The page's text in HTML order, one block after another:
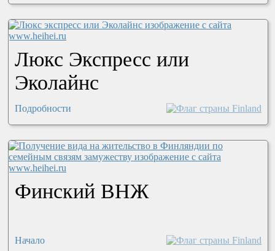
Люкс Экспресс или
Эколайнс
Подробности
Финский ВНЖ
Начало